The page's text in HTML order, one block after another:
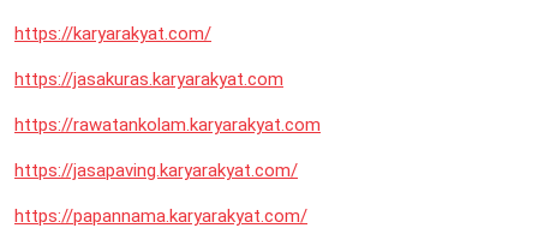
https://karyarakyat.com/
https://jasakuras.karyarakyat.com
https://rawatankolam.karyarakyat.com
https://jasapaving.karyarakyat.com/
https://papannama.karyarakyat.com/